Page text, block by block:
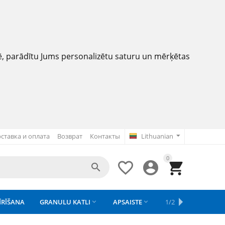
parādītu Jums personalizētu saturu un mērķētas
Lithuanian
и оплата Возврат Контакты
0




GRANULU KATLI  APSAISTE  REZERVES DAĻAS
1/2